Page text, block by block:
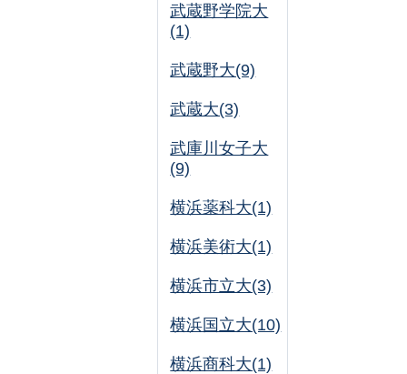
武蔵野学院大
(1)
武蔵野大(9)
武蔵大(3)
武庫川女子大
(9)
横浜薬科大(1)
横浜美術大(1)
横浜市立大(3)
横浜国立大(10)
横浜商科大(1)